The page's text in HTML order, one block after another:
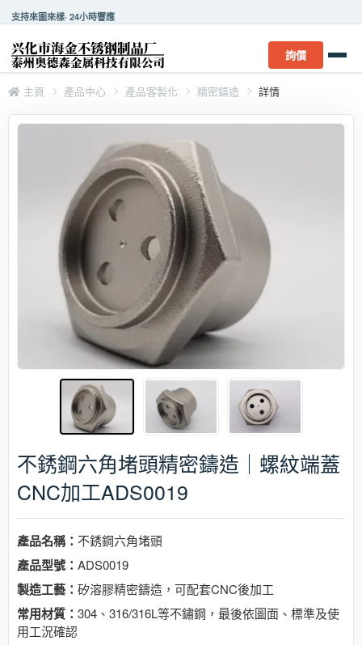
支持來圖來樣· 24小時響應
詢價
主頁 產品中心 產品客製化 精密鑄造 詳情
不銹鋼六角堵頭精密鑄造｜螺紋端蓋
CNC加工ADS0019
產品名稱： 不銹鋼六角堵頭
產品型號： ADS0019
製造工藝： 矽溶膠精密鑄造，可配套CNC後加工
常用材質： 304、316/316L等不鏽鋼，最後依圖面、標準及使
用工況確認